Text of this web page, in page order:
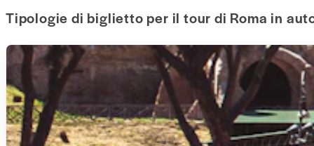
Tipologie di biglietto per il tour di Roma in